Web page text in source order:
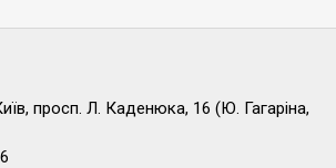
просп. Л. Каденюка, 16 (Ю. Гагаріна,